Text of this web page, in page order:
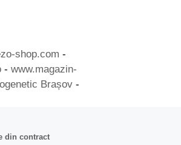
shop.com -
- www.magazin-
Brașov -
din contract